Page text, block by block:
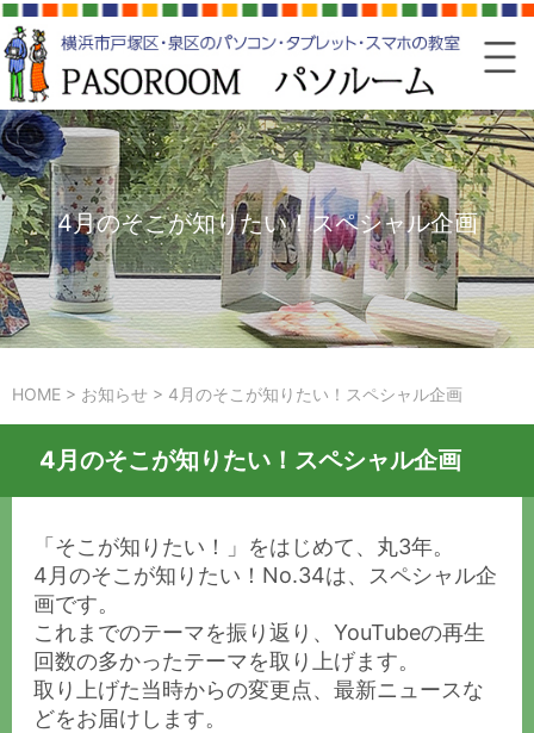
4月のそこが知りたい！スペシャル企画
HOME > お知らせ > 4月のそこが知りたい！スペシャル企画
4月のそこが知りたい！スペシャル企画
「そこが知りたい！」をはじめて、丸3年。
4月のそこが知りたい！No.34は、スペシャル企
画です。
これまでのテーマを振り返り、YouTubeの再生
回数の多かったテーマを取り上げます。
取り上げた当時からの変更点、最新ニュースな
どをお届けします。